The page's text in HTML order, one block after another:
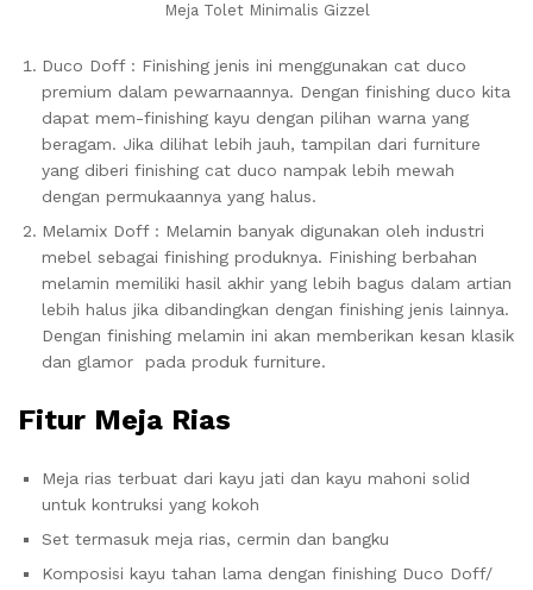
Meja Tolet Minimalis Gizzel
Duco Doff : Finishing jenis ini menggunakan cat duco
premium dalam pewarnaannya. Dengan finishing duco kita
dapat mem-finishing kayu dengan pilihan warna yang
beragam. Jika dilihat lebih jauh, tampilan dari furniture
yang diberi finishing cat duco nampak lebih mewah
dengan permukaannya yang halus.
Melamix Doff : Melamin banyak digunakan oleh industri
mebel sebagai finishing produknya. Finishing berbahan
melamin memiliki hasil akhir yang lebih bagus dalam artian
lebih halus jika dibandingkan dengan finishing jenis lainnya.
Dengan finishing melamin ini akan memberikan kesan klasik
dan glamor pada produk furniture.
Fitur Meja Rias
Meja rias terbuat dari kayu jati dan kayu mahoni solid
untuk kontruksi yang kokoh
Set termasuk meja rias, cermin dan bangku
Komposisi kayu tahan lama dengan finishing Duco Doff/